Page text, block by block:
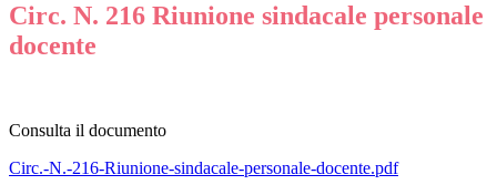
Circ. N. 216 Riunione sindacale personale
docente
Consulta il documento
Circ.-N.-216-Riunione-sindacale-personale-docente.pdf